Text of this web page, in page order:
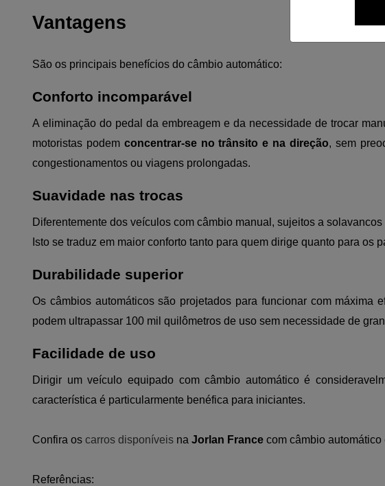
Vantagens
São os principais benefícios do câmbio automático:
Conforto incomparável
A eliminação do pedal da embreagem e da necessidade de trocar
motoristas podem concentrar-se no trânsito e na direção, sem
congestionamentos ou viagens prolongadas.
Suavidade nas trocas
Diferentemente dos veículos com câmbio manual, sujeitos a
Isto se traduz em maior conforto tanto para quem dirige quanto para os
Durabilidade superior
Os câmbios automáticos são projetados para funcionar com máxima
podem ultrapassar 100 mil quilômetros de uso sem necessidade de
Facilidade de uso
Dirigir um veículo equipado com câmbio automático é
característica é particularmente benéfica para iniciantes.
Confira os carros disponíveis na Jorlan France com câmbio
Referências: